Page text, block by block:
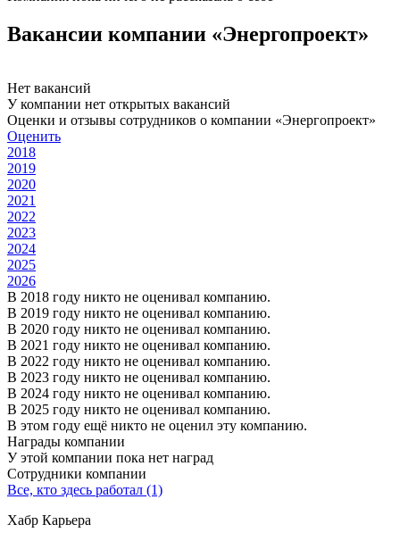
Вакансии компании «Энергопроект»
Нет вакансий
У компании нет открытых вакансий
Оценки и отзывы сотрудников о компании «Энергопроект»
Оценить
2018
2019
2020
2021
2022
2023
2024
2025
2026
В 2018 году никто не оценивал компанию.
В 2019 году никто не оценивал компанию.
В 2020 году никто не оценивал компанию.
В 2021 году никто не оценивал компанию.
В 2022 году никто не оценивал компанию.
В 2023 году никто не оценивал компанию.
В 2024 году никто не оценивал компанию.
В 2025 году никто не оценивал компанию.
В этом году ещё никто не оценил эту компанию.
Награды компании
У этой компании пока нет наград
Сотрудники компании
Все, кто здесь работал (1)
Хабр Карьера